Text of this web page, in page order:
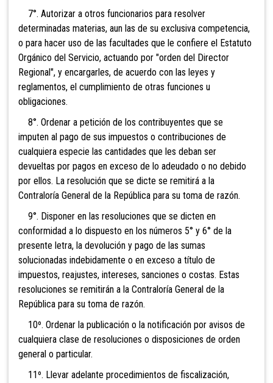
7°. Autorizar a otros funcionarios para resolver
determinadas materias, aun las de su exclusiva competencia,
o para hacer uso de las facultades que le confiere el Estatuto
Orgánico del Servicio, actuando por "orden del Director
Regional", y encargarles, de acuerdo con las leyes y
reglamentos, el cumplimiento de otras funciones u
obligaciones.
8°. Ordenar a petición de los contribuyentes que se
imputen al pago de sus impuestos o contribuciones de
cualquiera especie las cantidades que les deban ser
devueltas por pagos en exceso de lo adeudado o no debido
por ellos. La resolución que se dicte se remitirá a la
Contraloría General de la República para su toma de razón.
9°. Disponer en las resoluciones que se dicten en
conformidad a lo dispuesto en los números 5° y 6° de la
presente letra, la devolución y pago de las sumas
solucionadas indebidamente o en exceso a título de
impuestos, reajustes, intereses, sanciones o costas. Estas
resoluciones se remitirán a la Contraloría General de la
República para su toma de razón.
10º. Ordenar la publicación o la notificación por avisos de
cualquiera clase de resoluciones o disposiciones de orden
general o particular.
11º. Llevar adelante procedimientos de fiscalización,